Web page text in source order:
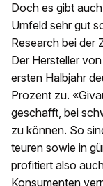
Doch es gibt
Umfeld sehr gut
Research bei der
Der Hersteller
ersten Halbjahr
Prozent zu.
geschafft, bei
zu können. So
teuren sowie in
profitiert also
Konsumenten